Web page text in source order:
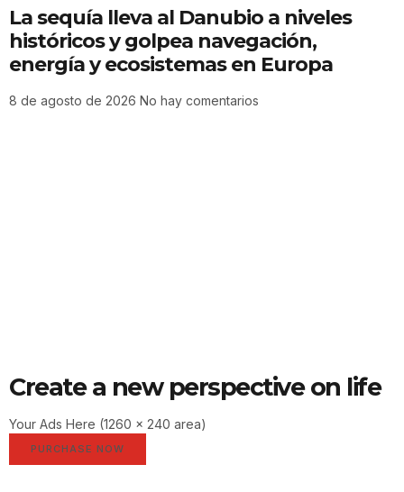
La sequía lleva al Danubio a niveles
históricos y golpea navegación,
energía y ecosistemas en Europa
8 de agosto de 2026 No hay comentarios
Create a new perspective on life
Your Ads Here (1260 x 240 area)
PURCHASE NOW